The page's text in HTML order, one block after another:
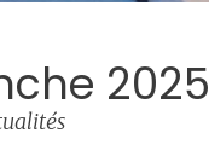
2025